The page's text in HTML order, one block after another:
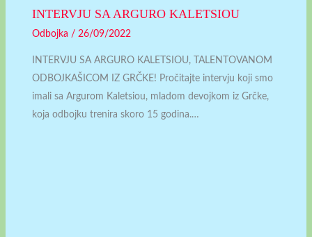
INTERVJU SA ARGURO KALETSIOU
Odbojka / 26/09/2022
INTERVJU SA ARGURO KALETSIOU, TALENTOVANOM
ODBOJKAŠICOM IZ GRČKE! Pročitajte intervju koji smo
imali sa Argurom Kaletsiou, mladom devojkom iz Grčke,
koja odbojku trenira skoro 15 godina.…